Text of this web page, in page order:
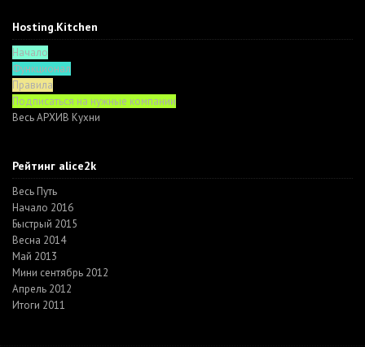
Hosting.Kitchen
Начало
Функционал
Правила
Подписаться на нужные компании
Весь АРХИВ Кухни
Рейтинг alice2k
Весь Путь
Начало 2016
Быстрый 2015
Весна 2014
Май 2013
Мини сентябрь 2012
Апрель 2012
Итоги 2011